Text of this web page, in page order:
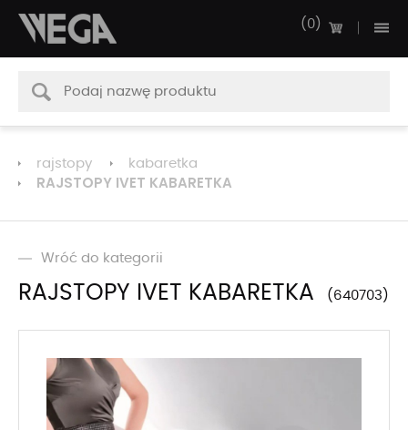
0
rajstopy kabaretka
RAJSTOPY IVET KABARETKA
Wróć do kategorii
RAJSTOPY IVET KABARETKA 640703